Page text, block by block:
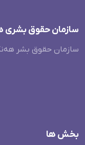
سازمان حقوق بشری
سازمان حقوق بشر
بخش ها